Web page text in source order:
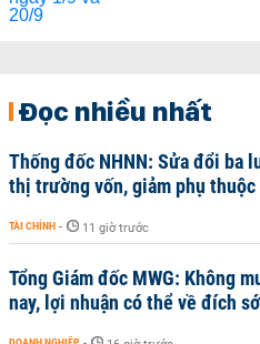
Đọc nhiều nhất
Thống đốc NHNN: Sửa đổi ba
thị trường vốn, giảm phụ thuộc
TÀI CHÍNH - 11 giờ trước
Tổng Giám đốc MWG: Không
nay, lợi nhuận có thể về đích